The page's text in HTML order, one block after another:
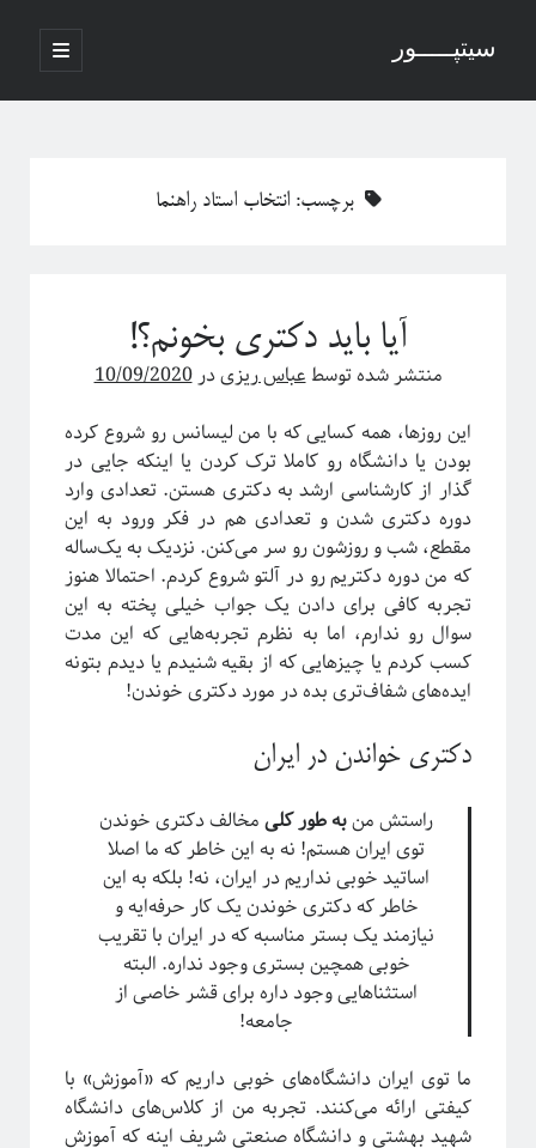
سیتپـــــور
باز
کردن
اصلی
نوار
درباره سامانه‌های پیچیده
منظور ما از پدیدارگی یا امرجنس در سیستم‌های پیچیده چیه؟
فلسفه ترکیب یا فرایند مکانیکی خلق یک اثر هنری
پاره شدن نخ‌های واسطه بین چند جرم آویزان
آخرین دیدگاه‌ها
فریبادرانتگرال لبگ
فاطمهدرچهارسال فیزیک!
م. ع.درچهارسال فیزیک!
عباس ریزی درچهارسال فیزیک!
م. ع.درچهارسال فیزیک!
پر بازدیدترین نوشته‌ها
چهارسال فیزیک!
پرسش‌های یک دانشجوی فیزیک!
لیسانس فیزیک با بیژامه!
جزر و مد چه جوری کار می‌کنه؟!
حکایت «سیستم‌های پیچیده» چیست؟!
سیستم‌های پیچیده: «ماهیت و ویژگی‌»
یادگیری «سیستم‌های پیچیده» رو از کجا و چه‌طور آغاز کنیم؟!
پیشنهادهایی برای دانشجویان تحصیلات تکمیلی، به‌ویژه برای سیستم‌های پیچیده
مقدمه‌ای بر هندسه فرکتالی
ریچارد فاینمن؛ چهره‌ترین چهره!
برچسب:انتخاب استاد راهنما
آیا باید دکتری بخونم؟!
منتشر شده توسطعباس ریزیدر10/09/2020
این روزها، همه کسایی که با من لیسانس رو شروع کرده
بودن یا دانشگاه رو کاملا ترک کردن یا اینکه جایی در
گذار از کارشناسی ارشد به دکتری هستن. تعدادی وارد
دوره دکتری شدن و تعدادی هم در فکر ورود به این
مقطع، شب و روزشون رو سر می‌کنن. نزدیک به یک‌ساله
که من دوره دکتریم رو در آلتو شروع کردم. احتمالا هنوز
تجربه کافی برای دادن یک جواب خیلی پخته به این
سوال رو ندارم، اما به نظرم تجربه‌هایی که این مدت
کسب کردم یا چیزهایی که از بقیه شنیدم یا دیدم بتونه
ایده‌های شفاف‌تری بده در مورد دکتری خوندن!
دکتری خواندن در ایران
راستش منبه طور کلیمخالف دکتری خوندن
توی ایران هستم! نه به این خاطر که ما اصلا
اساتید خوبی نداریم در ایران، نه! بلکه به این
خاطر که دکتری خوندن یک کار حرفه‌ایه و
نیازمند یک بستر مناسبه که در ایران با تقریب
خوبی همچین بستری وجود نداره. البته
استثناهایی وجود داره برای قشر خاصی از
جامعه!
ما توی ایران دانشگاه‌های خوبی داریم که «آموزش» با
کیفتی ارائه می‌کنند. تجربه من از کلاس‌های دانشگاه
شهید بهشتی و دانشگاه صنعتی شریف اینه که آموزش